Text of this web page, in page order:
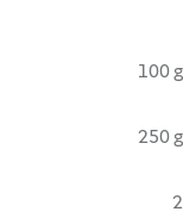
100 g
250 g
2